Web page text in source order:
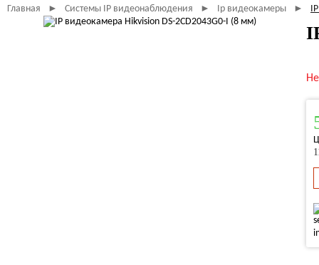
Главная ► Системы IP видеонаблюдения ► Ip видеокамеры ►